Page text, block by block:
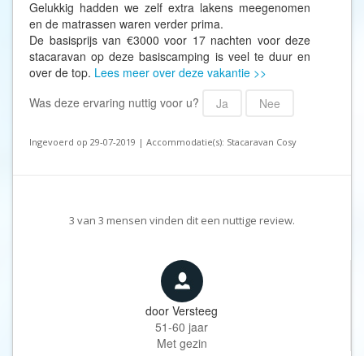
Gelukkig hadden we zelf extra lakens meegenomen
en de matrassen waren verder prima.
De basisprijs van €3000 voor 17 nachten voor deze
stacaravan op deze basiscamping is veel te duur en
over de top. Lees meer over deze vakantie >>
Was deze ervaring nuttig voor u?
Ja Nee
Ingevoerd op 29-07-2019 | Accommodatie(s): Stacaravan Cosy
3 van 3 mensen vinden dit een nuttige review.
door Versteeg
51-60 jaar
Met gezin